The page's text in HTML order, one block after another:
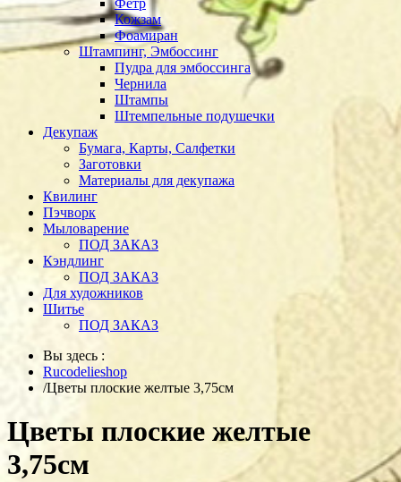
Фетр
Кожзам
Фоамиран
Штампинг, Эмбоссинг
Пудра для эмбоссинга
Чернила
Штампы
Штемпельные подушечки
Декупаж
Бумага, Карты, Салфетки
Заготовки
Материалы для декупажа
Квилинг
Пэчворк
Мыловарение
ПОД ЗАКАЗ
Кэндлинг
ПОД ЗАКАЗ
Для художников
Шитье
ПОД ЗАКАЗ
Вы здесь :
Rucodelieshop
/Цветы плоские желтые 3,75см
Цветы плоские желтые
3,75см